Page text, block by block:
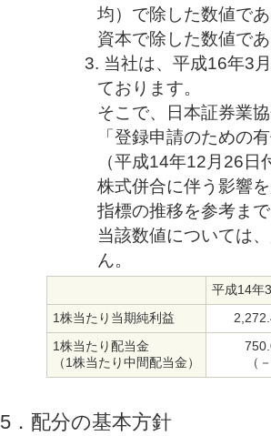
均）で除した数値で
資本で除した数値で
3. 当社は、平成16年3
ております。
そこで、日本証券業
「登録申請のための
（平成14年12月26
株式併合に伴う影響
指標の推移を参考ま
当該数値については
ん。
平成14年
1株当たり当期純利益
1株当たり配当金
（1株当たり中間配当金）
（
5．配分の基本方針